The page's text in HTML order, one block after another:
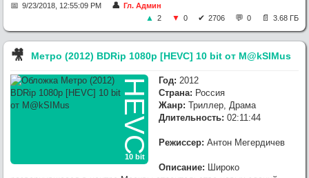
9/23/2018, 12:55:09 PM
Гл. Админ
2
0 2706 0 3.68 ГБ
🎥︎ Метро (2012) BDRip 1080p [HEVC] 10 bit от M@kSIMus
HEVC
10 bit
Год: 2012
Страна: Россия
Жанр: Триллер, Драма
Длительность: 02:11:44
Режиссер: Антон Мегердичев
Описание: Широко